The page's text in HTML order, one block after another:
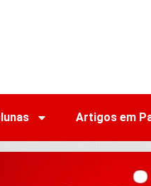
Artigos em